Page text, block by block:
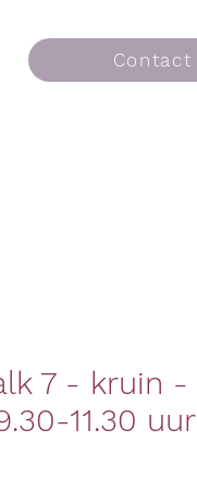
Contact
7 - kruin -
11.30 uur